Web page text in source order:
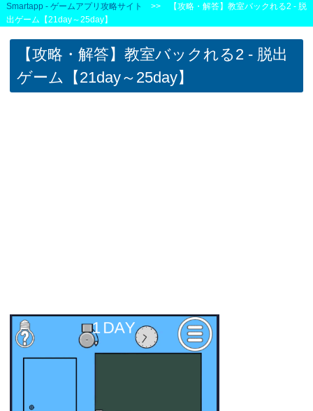
Smartapp - ゲームアプリ攻略サイト
>> 【攻略・解答】教室バックれる2 - 脱
出ゲーム【21day～25day】
【攻略・解答】教室バックれる2 - 脱出
ゲーム【21day～25day】